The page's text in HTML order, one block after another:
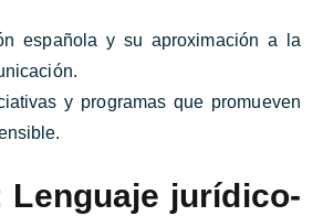
española y su aproximación a la
y programas que promueven
Lenguaje jurídico-